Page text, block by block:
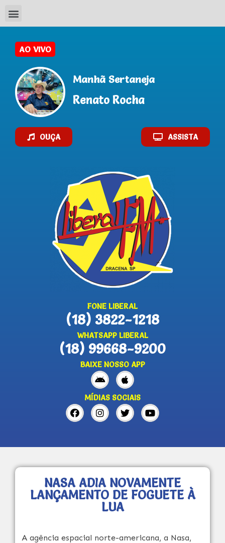
Manhã Sertaneja
Renato Rocha
OUÇA ASSISTA
FONE LIBERAL
(18) 3822-1218
WHATSAPP LIBERAL
(18) 99668-9200
BAIXE NOSSO APP
MÍDIAS SOCIAIS
NASA ADIA NOVAMENTE
LANÇAMENTO DE FOGUETE À
LUA
A agência espacial norte-americana, a Nasa,